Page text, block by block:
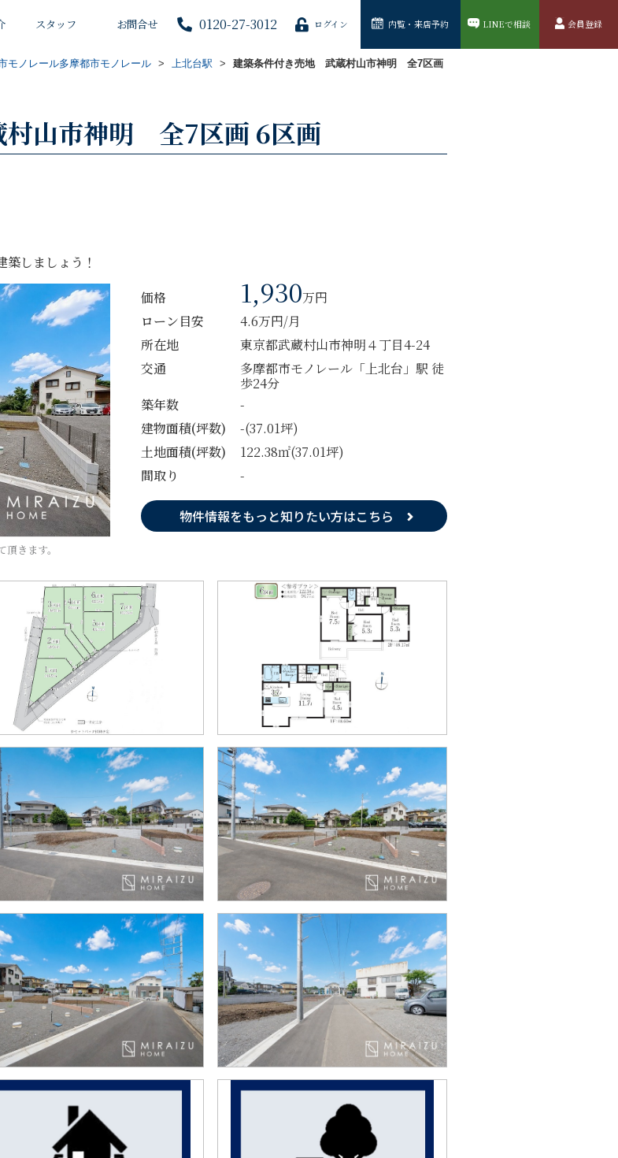
スタッフ お問合せ 0120-27-3012 ログイン 内覧・来店予約 LINEで相談 会員登録
モノレール多摩都市モノレール > 上北台駅 > 建築条件付き売地 武蔵村山市神明 全7区画
山市神明 全7区画 6区画
しましょう！
きます。
価格 1,930万円
ローン目安
4.6万円/月
所在地
東京都武蔵村山市神明４丁目4-24
交通
多摩都市モノレール「上北台」駅 徒
歩24分
築年数
-
建物面積(坪数)
-(37.01坪)
土地面積(坪数)
122.38㎡(37.01坪)
間取り
-
物件情報をもっと知りたい方はこちら